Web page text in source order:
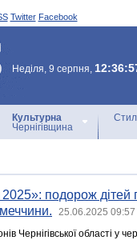
Twitter Facebook
Неділя, 9 серпня,
Культурна
Чернігівщина
2025»: подорож
25.06.2025 09:57
Чернігівської області у